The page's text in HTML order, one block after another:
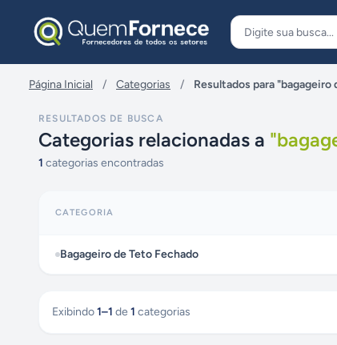
Página Inicial / Categorias / Resultados para
RESULTADOS DE BUSCA
Categorias relacionadas a "
1 categorias encontradas
CATEGORIA
Bagageiro de Teto Fechado
Exibindo1–1 de 1 categorias